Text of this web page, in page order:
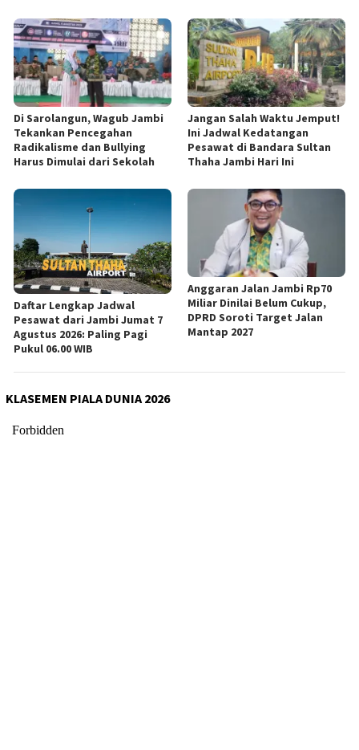
Di Sarolangun, Wagub Jambi
Tekankan Pencegahan
Radikalisme dan Bullying
Harus Dimulai dari Sekolah
Jangan Salah Waktu Jemput!
Ini Jadwal Kedatangan
Pesawat di Bandara Sultan
Thaha Jambi Hari Ini
Daftar Lengkap Jadwal
Pesawat dari Jambi Jumat 7
Agustus 2026: Paling Pagi
Pukul 06.00 WIB
Anggaran Jalan Jambi Rp70
Miliar Dinilai Belum Cukup,
DPRD Soroti Target Jalan
Mantap 2027
KLASEMEN PIALA DUNIA 2026